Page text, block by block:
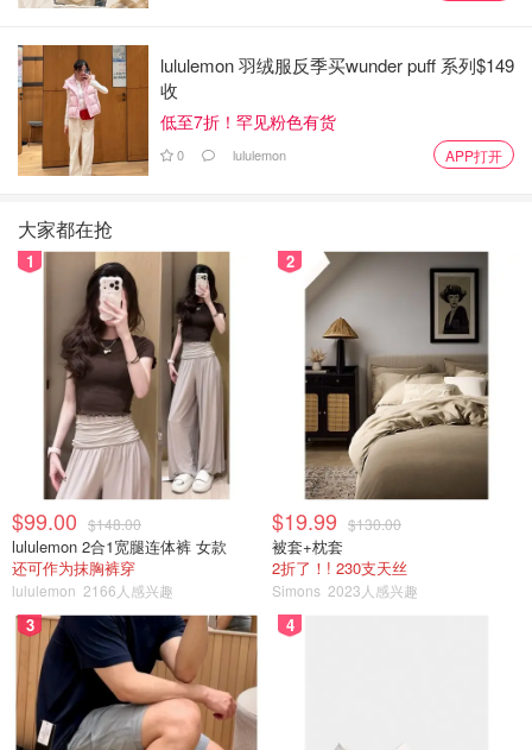
独立套间
lululemon 羽绒服反季买wunder puff 系列$149
收
低至7折！罕见粉色有货
0 lululemon APP打开
大家都在抢
1
$99.00 $148.00
lululemon 2合1宽腿连体裤 女款
还可作为抹胸裤穿
lululemon 2166人感兴趣
2
$19.99 $130.00
被套+枕套
2折了！! 230支天丝
Simons 2023人感兴趣
3 4